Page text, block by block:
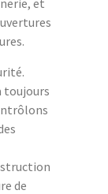
toujours
de